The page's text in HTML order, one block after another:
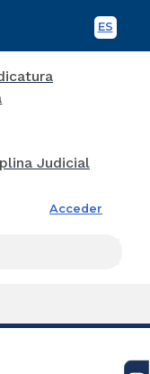
ES
Acceder